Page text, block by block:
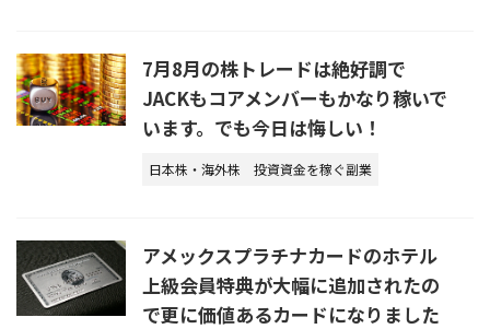
7月8月の株トレードは絶好調で
JACKもコアメンバーもかなり稼いで
います。でも今日は悔しい！
日本株・海外株 投資資金を稼ぐ副業
アメックスプラチナカードのホテル
上級会員特典が大幅に追加されたの
で更に価値あるカードになりました